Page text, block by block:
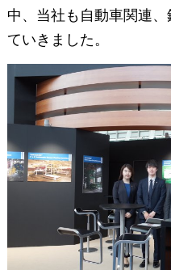
中、当社も自動車関連
ていきました。